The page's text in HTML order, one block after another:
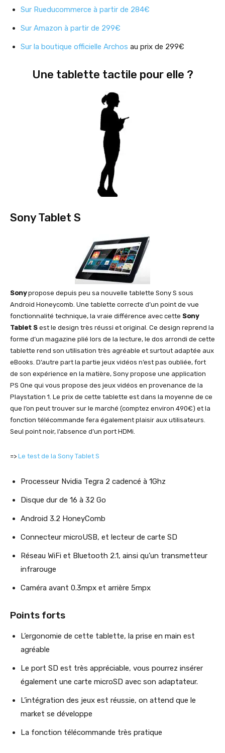
Sur Rueducommerce à partir de 284€
Sur Amazon à partir de 299€
Sur la boutique officielle Archos au prix de 299€
Une tablette tactile pour elle ?
Sony Tablet S
Sonypropose depuis peu sa nouvelle tablette Sony S sous
Android Honeycomb. Une tablette correcte d’un point de vue
fonctionnalité technique, la vraie différence avec cette Sony
Tablet S est le design très réussi et original. Ce design reprend la
forme d’un magazine plié lors de la lecture, le dos arrondi de cette
tablette rend son utilisation très agréable et surtout adaptée aux
eBooks. D’autre part la partie jeux vidéos n’est pas oubliée, fort
de son expérience en la matière, Sony propose une application
PS One qui vous propose des jeux vidéos en provenance de la
Playstation 1. Le prix de cette tablette est dans la moyenne de ce
que l’on peut trouver sur le marché (comptez environ 490€) et la
fonction télécommande fera également plaisir aux utilisateurs.
Seul point noir, l’absence d’un port HDMi.
=> Le test de la Sony Tablet S
Processeur Nvidia Tegra 2 cadencé à 1Ghz
Disque dur de 16 à 32 Go
Android 3.2 HoneyComb
Connecteur microUSB, et lecteur de carte SD
Réseau WiFi et Bluetooth 2.1, ainsi qu’un transmetteur
infrarouge
Caméra avant 0.3mpx et arrière 5mpx
Points forts
L’ergonomie de cette tablette, la prise en main est
agréable
Le port SD est très appréciable, vous pourrez insérer
également une carte microSD avec son adaptateur.
L’intégration des jeux est réussie, on attend que le
market se développe
La fonction télécommande très pratique